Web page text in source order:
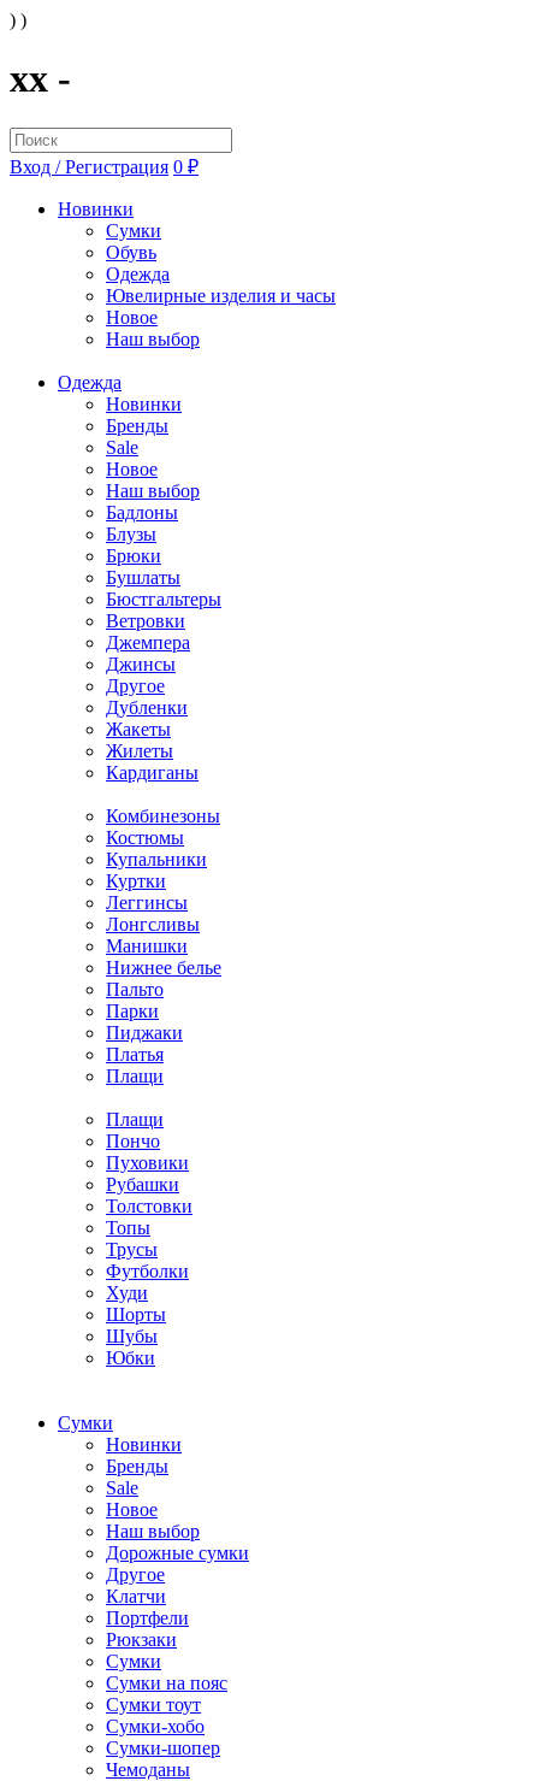
) )
xx -
Вход / Регистрация 0 ₽
Новинки
Сумки
Обувь
Одежда
Ювелирные изделия и часы
Новое
Наш выбор
Одежда
Новинки
Бренды
Sale
Новое
Наш выбор
Бадлоны
Блузы
Брюки
Бушлаты
Бюстгальтеры
Ветровки
Джемпера
Джинсы
Другое
Дубленки
Жакеты
Жилеты
Кардиганы
Комбинезоны
Костюмы
Купальники
Куртки
Леггинсы
Лонгсливы
Манишки
Нижнее белье
Пальто
Парки
Пиджаки
Платья
Плащи
Плащи
Пончо
Пуховики
Рубашки
Толстовки
Топы
Трусы
Футболки
Худи
Шорты
Шубы
Юбки
Cумки
Новинки
Бренды
Sale
Новое
Наш выбор
Дорожные сумки
Другое
Клатчи
Портфели
Рюкзаки
Сумки
Сумки на пояс
Сумки тоут
Сумки-хобо
Сумки-шопер
Чемоданы